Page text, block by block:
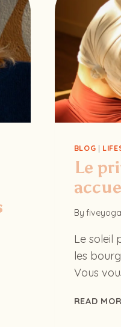
BLOG |
Le
By
Le soleil
les
Vous
READ